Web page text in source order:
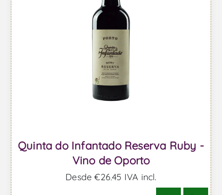
Quinta do Infantado Reserva Ruby -
Vino de Oporto
Desde €26,45 IVA incl.